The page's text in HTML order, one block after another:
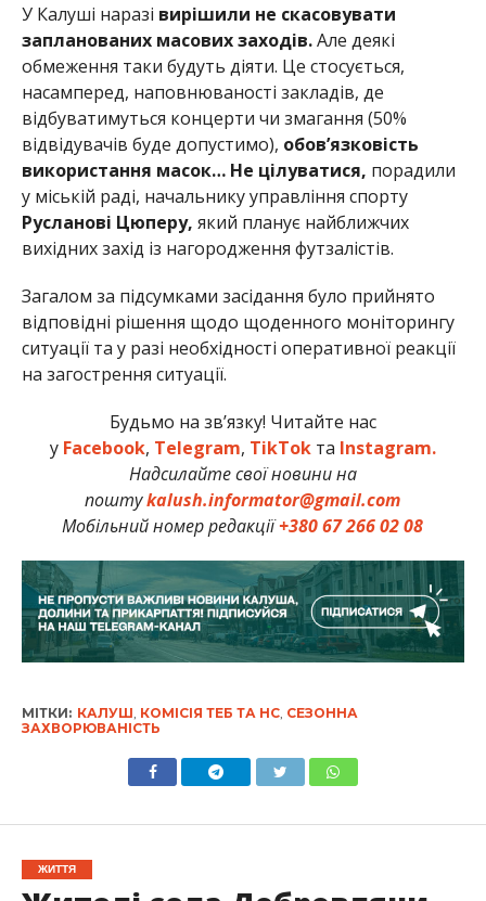
У Калуші наразі вирішили не скасовувати
запланованих масових заходів.Але деякі
обмеження таки будуть діяти. Це стосується,
насамперед, наповнюваності закладів, де
відбуватимуться концерти чи змагання (50%
відвідувачів буде допустимо), обов’язковість
використання масок… Не цілуватися, порадили
у міській раді, начальнику управління спорту
Русланові Цюперу, який планує найближчих
вихідних захід із нагородження футзалістів.
Загалом за підсумками засідання було прийнято
відповідні рішення щодо щоденного моніторингу
ситуації та у разі необхідності оперативної реакції
на загострення ситуації.
Будьмо на зв’язку! Читайте нас
у Facebook, Telegram, TikTokта Instagram.
Надсилайте свої новини на
поштуkalush.informator@gmail.com
Мобільний номер редакції+380 67 266 02 08
МІТКИ: КАЛУШ КОМІСІЯ ТЕБ ТА НС, СЕЗОННА
ЗАХВОРЮВАНІСТЬ
ЖИТТЯ